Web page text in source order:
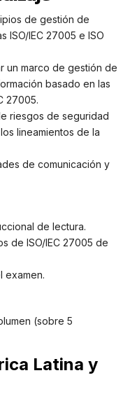
de gestión de
ISO/IEC 27005 e ISO
un marco de gestión de
basado en las
27005.
riesgos de seguridad
lineamientos de la
de comunicación y
de lectura.
de ISO/IEC 27005 de
examen.
(sobre 5
Latina y